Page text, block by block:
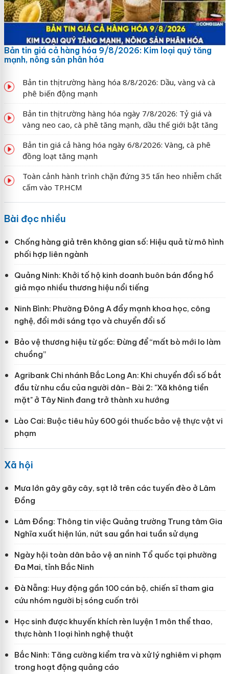
Bản tin giá cả hàng hóa 9/8/2026: Kim loại quý tăng
mạnh, nông sản phân hóa
Bản tin thị trường hàng hóa 8/8/2026: Dầu, vàng và cà
phê biến động mạnh
Bản tin thị trường hàng hóa ngày 7/8/2026: Tỷ giá và
vàng neo cao, cà phê tăng mạnh, dầu thế giới bật tăng
Bản tin giá cả hàng hóa ngày 6/8/2026: Vàng, cà phê
đồng loạt tăng mạnh
Toàn cảnh hành trình chặn đứng 35 tấn heo nhiễm chất
cấm vào TP.HCM
Bài đọc nhiều
Chống hàng giả trên không gian số: Hiệu quả từ mô hình
phối hợp liên ngành
Quảng Ninh: Khởi tố hộ kinh doanh buôn bán đồng hồ
giả mạo nhiều thương hiệu nổi tiếng
Ninh Bình: Phường Đông A đẩy mạnh khoa học, công
nghệ, đổi mới sáng tạo và chuyển đổi số
Bảo vệ thương hiệu từ gốc: Đừng để “mất bò mới lo làm
chuồng”
Agribank Chi nhánh Bắc Long An: Khi chuyển đổi số bắt
đầu từ nhu cầu của người dân- Bài 2: "Xã không tiền
mặt" ở Tây Ninh đang trở thành xu hướng
Lào Cai: Buộc tiêu hủy 600 gói thuốc bảo vệ thực vật vi
phạm
Xã hội
Mưa lớn gây gãy cây, sạt lở trên các tuyến đèo ở Lâm
Đồng
Lâm Đồng: Thông tin việc Quảng trường Trung tâm Gia
Nghĩa xuất hiện lún, nứt sau gần hai tuần sử dụng
Ngày hội toàn dân bảo vệ an ninh Tổ quốc tại phường
Đa Mai, tỉnh Bắc Ninh
Đà Nẵng: Huy động gần 100 cán bộ, chiến sĩ tham gia
cứu nhóm người bị sóng cuốn trôi
Học sinh được khuyến khích rèn luyện 1 môn thể thao,
thực hành 1 loại hình nghệ thuật
Bắc Ninh: Tăng cường kiểm tra và xử lý nghiêm vi phạm
trong hoạt động quảng cáo